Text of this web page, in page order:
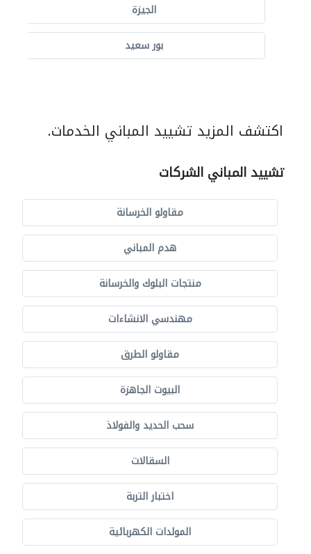
الجيزة
بور سعيد
اكتشف المزيد تشييد المباني الخدمات.
تشييد المباني الشركات
مقاولو الخرسانة
هدم المباني
منتجات البلوك والخرسانة
مهندسي الانشاءات
مقاولو الطرق
البيوت الجاهزة
سحب الحديد والفولاذ
السقالات
اختبار التربة
المولدات الكهربائية